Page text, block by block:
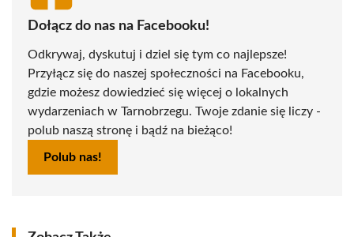
Dołącz do nas na Facebooku!
Odkrywaj, dyskutuj i dziel się tym co najlepsze!
Przyłącz się do naszej społeczności na Facebooku,
gdzie możesz dowiedzieć się więcej o lokalnych
wydarzeniach w Tarnobrzegu. Twoje zdanie się liczy -
polub naszą stronę i bądź na bieżąco!
Polub nas!